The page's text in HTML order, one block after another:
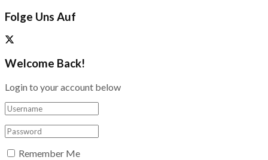
Folge Uns Auf
Welcome Back!
Login to your account below
Remember Me